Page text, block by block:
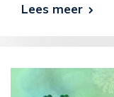
Lees meer